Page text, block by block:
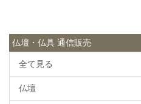
仏壇・仏具 通信販売
全て見る
仏壇